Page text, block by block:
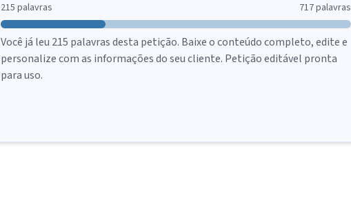
215 palavras 717palavras
Você já leu 215 palavras desta petição. Baixe o conteúdo completo, edite e
personalize com as informações do seu cliente. Petição editável pronta
para uso.